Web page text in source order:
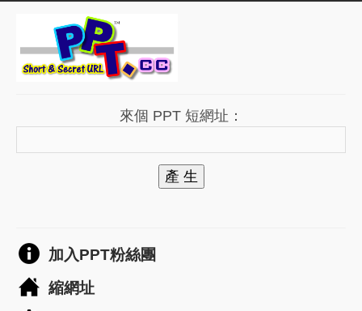
來個 PPT 短網址：
產 生
加入PPT粉絲團
縮網址